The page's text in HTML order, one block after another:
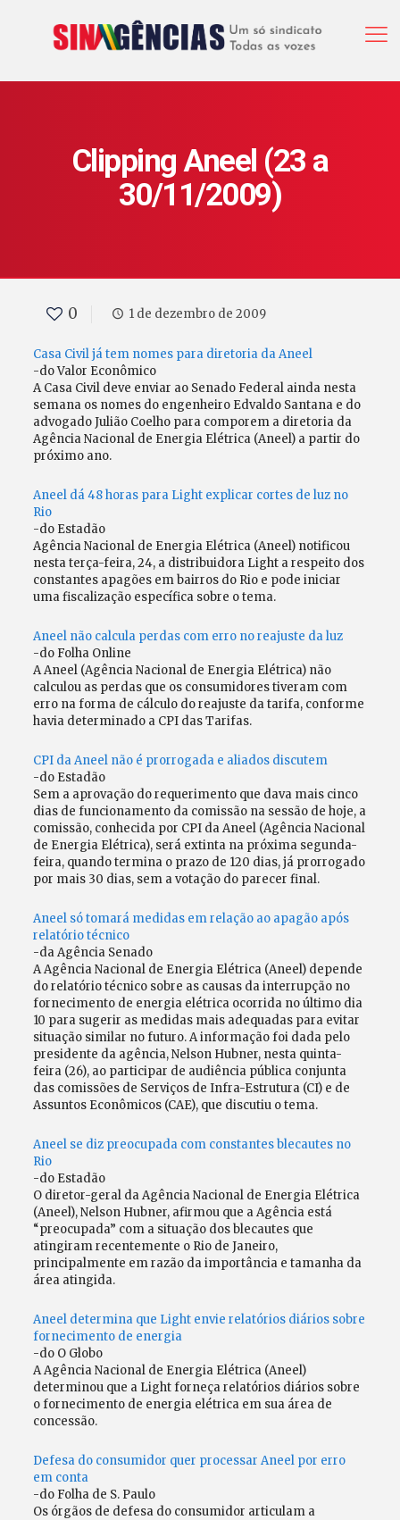
Clipping Aneel (23 a
30/11/2009)
0 1 de dezembro de 2009
Casa Civil já tem nomes para diretoria da Aneel
-do Valor Econômico
A Casa Civil deve enviar ao Senado Federal ainda nesta
semana os nomes do engenheiro Edvaldo Santana e do
advogado Julião Coelho para comporem a diretoria da
Agência Nacional de Energia Elétrica (Aneel) a partir do
próximo ano.
Aneel dá 48 horas para Light explicar cortes de luz no
Rio
-do Estadão
Agência Nacional de Energia Elétrica (Aneel) notificou
nesta terça-feira, 24, a distribuidora Light a respeito dos
constantes apagões em bairros do Rio e pode iniciar
uma fiscalização específica sobre o tema.
Aneel não calcula perdas com erro no reajuste da luz
-do Folha Online
A Aneel (Agência Nacional de Energia Elétrica) não
calculou as perdas que os consumidores tiveram com
erro na forma de cálculo do reajuste da tarifa, conforme
havia determinado a CPI das Tarifas.
CPI da Aneel não é prorrogada e aliados discutem
-do Estadão
Sem a aprovação do requerimento que dava mais cinco
dias de funcionamento da comissão na sessão de hoje, a
comissão, conhecida por CPI da Aneel (Agência Nacional
de Energia Elétrica), será extinta na próxima segunda-
feira, quando termina o prazo de 120 dias, já prorrogado
por mais 30 dias, sem a votação do parecer final.
Aneel só tomará medidas em relação ao apagão após
relatório técnico
-da Agência Senado
A Agência Nacional de Energia Elétrica (Aneel) depende
do relatório técnico sobre as causas da interrupção no
fornecimento de energia elétrica ocorrida no último dia
10 para sugerir as medidas mais adequadas para evitar
situação similar no futuro. A informação foi dada pelo
presidente da agência, Nelson Hubner, nesta quinta-
feira (26), ao participar de audiência pública conjunta
das comissões de Serviços de Infra-Estrutura (CI) e de
Assuntos Econômicos (CAE), que discutiu o tema.
Aneel se diz preocupada com constantes blecautes no
Rio
-do Estadão
O diretor-geral da Agência Nacional de Energia Elétrica
(Aneel), Nelson Hubner, afirmou que a Agência está
“preocupada” com a situação dos blecautes que
atingiram recentemente o Rio de Janeiro,
principalmente em razão da importância e tamanha da
área atingida.
Aneel determina que Light envie relatórios diários sobre
fornecimento de energia
-do O Globo
A Agência Nacional de Energia Elétrica (Aneel)
determinou que a Light forneça relatórios diários sobre
o fornecimento de energia elétrica em sua área de
concessão.
Defesa do consumidor quer processar Aneel por erro
em conta
-do Folha de S. Paulo
Os órgãos de defesa do consumidor articulam a